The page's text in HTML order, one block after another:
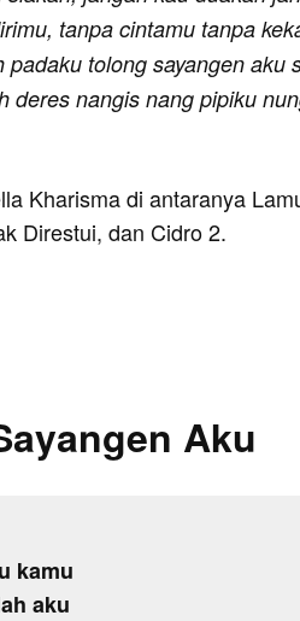
tanpa cintamu tanpa
padaku tolong sayangen aku
deres nangis nang pipiku
Kharisma di antaranya
Direstui, dan Cidro 2.
Aku
kamu
aku